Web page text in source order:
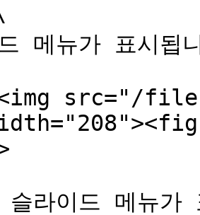
src="/
라이드 메뉴가